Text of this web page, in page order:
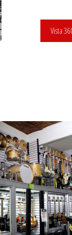
Vista